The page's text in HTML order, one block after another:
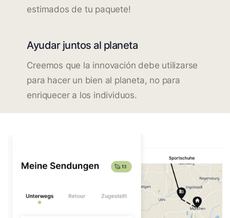
estimados de tu paquete!
Ayudar juntos al planeta
Creemos que la innovación debe utilizarse
para hacer un bien al planeta, no para
enriquecer a los individuos.